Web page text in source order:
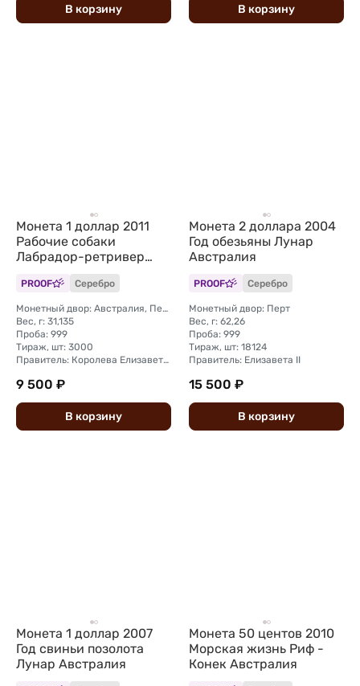
В корзину В корзину
Монета 1 доллар 2011
Рабочие собаки
Лабрадор-ретривер
PROOF Серебро
Монетный двор: Австралия, Перт
Вес, г: 31,135
Проба: 999
Тираж, шт: 3000
Правитель: Королева Елизавета II (1976 - 2024)
9 500 ₽
В корзину
Монета 2 доллара 2004
Год обезьяны Лунар
Австралия
PROOF Серебро
Монетный двор: Перт
Вес, г: 62,26
Проба: 999
Тираж, шт: 18124
Правитель: Елизавета II
15 500 ₽
В корзину
Монета 1 доллар 2007
Год свиньи позолота
Лунар Австралия
Монета 50 центов 2010
Морская жизнь Риф -
Конек Австралия